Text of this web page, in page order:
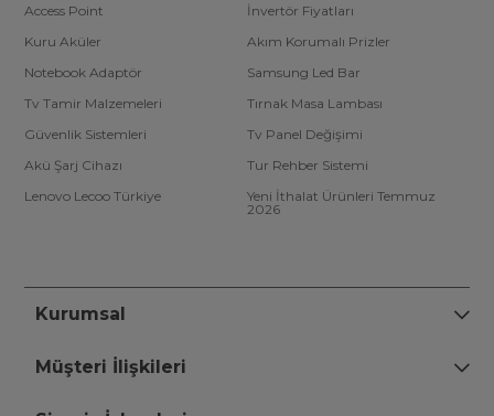
Access Point
İnvertör Fiyatları
Kuru Aküler
Akım Korumalı Prizler
Notebook Adaptör
Samsung Led Bar
Tv Tamir Malzemeleri
Tırnak Masa Lambası
Güvenlik Sistemleri
Tv Panel Değişimi
Akü Şarj Cihazı
Tur Rehber Sistemi
Lenovo Lecoo Türkiye
Yeni İthalat Ürünleri Temmuz
2026
Kurumsal
Müşteri İlişkileri